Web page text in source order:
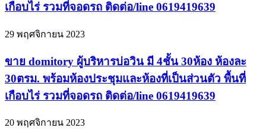
เกือบไร่ รวมที่จอดรถ ติดต่อ/line 0619419639
29 พฤศจิกายน 2023
ขาย domitory ผู้บริหารบ่อวิน มี 4ชั้น 30ห้อง ห้องละ
30ตรม. พร้อมห้องประชุมและห้องที่เป็นส่วนตัว พื้นที่
เกือบไร่ รวมที่จอดรถ ติดต่อ/line 0619419639
20 พฤศจิกายน 2023